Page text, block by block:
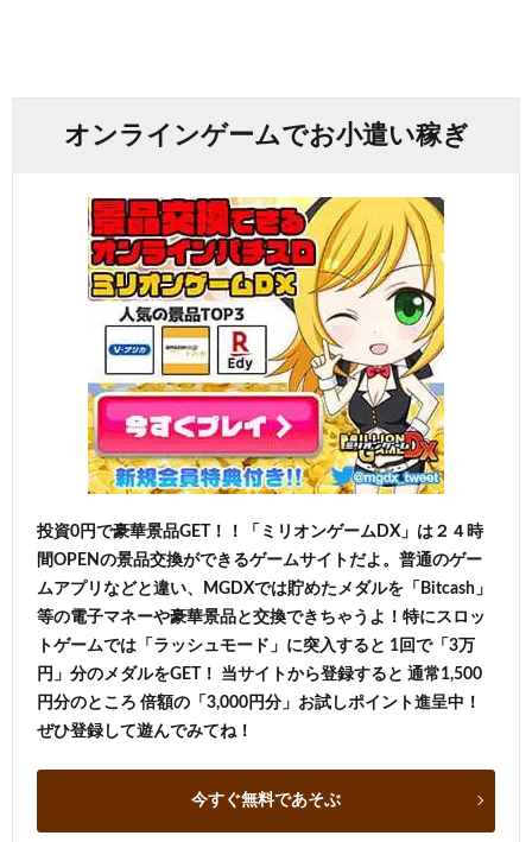
オンラインゲームでお小遣い稼ぎ
投資0円で豪華景品GET！！「ミリオンゲームDX」は２４時
間OPENの景品交換ができるゲームサイトだよ。普通のゲー
ムアプリなどと違い、MGDXでは貯めたメダルを「Bitcash」
等の電子マネーや豪華景品と交換できちゃうよ！特にスロッ
トゲームでは「ラッシュモード」に突入すると 1回で「3万
円」分のメダルをGET！ 当サイトから登録すると 通常1,500
円分のところ 倍額の「3,000円分」お試しポイント進呈中！
ぜひ登録して遊んでみてね！
今すぐ無料であそぶ